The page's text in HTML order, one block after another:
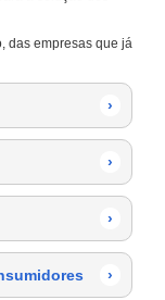
das empresas que já
›
›
›
›